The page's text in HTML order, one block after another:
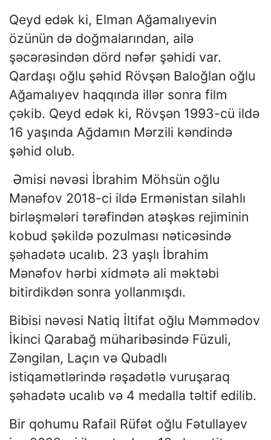
Qeyd edək ki, Elman Ağamalıyevin
özünün də doğmalarından, ailə
şəcərəsindən dörd nəfər şəhidi var.
Qardaşı oğlu şəhid Rövşən Baloğlan oğlu
Ağamalıyev haqqında illər sonra film
çəkib. Qeyd edək ki, Rövşən 1993-cü ildə
16 yaşında Ağdamın Mərzili kəndində
şəhid olub.
Əmisi nəvəsi İbrahim Möhsün oğlu
Mənəfov 2018-ci ildə Ermənistan silahlı
birləşmələri tərəfindən atəşkəs rejiminin
kobud şəkildə pozulması nəticəsində
şəhadətə ucalıb. 23 yaşlı İbrahim
Mənəfov hərbi xidmətə ali məktəbi
bitirdikdən sonra yollanmışdı.
Bibisi nəvəsi Natiq İltifat oğlu Məmmədov
İkinci Qarabağ müharibəsində Füzuli,
Zəngilan, Laçın və Qubadlı
istiqamətlərində rəşadətlə vuruşaraq
şəhadətə ucalıb və 4 medalla təltif edilib.
Bir qohumu Rafail Rüfət oğlu Fətullayev